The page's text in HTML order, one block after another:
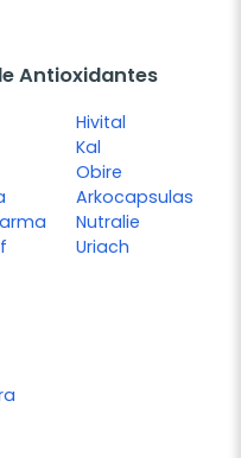
Antioxidantes
Hivital
Kal
Obire
Arkocapsulas
Nutralie
Uriach